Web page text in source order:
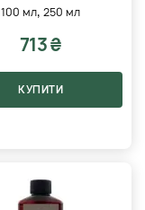
100 мл,250 мл
713 ₴
КУПИТИ